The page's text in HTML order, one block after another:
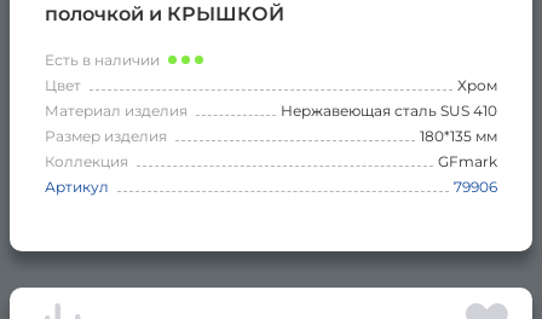
полочкой и КРЫШКОЙ
Есть в наличии
Цвет
Хром
Материал изделия
Нержавеющая сталь SUS 410
Размер изделия
180*135 мм
Коллекция
GFmark
Артикул
79906